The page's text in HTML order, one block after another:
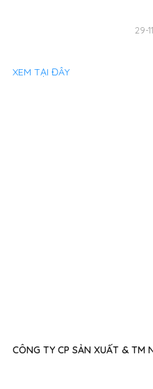
29-
XEM TẠI ĐÂY
CÔNG TY CP SẢN XUẤT & TM